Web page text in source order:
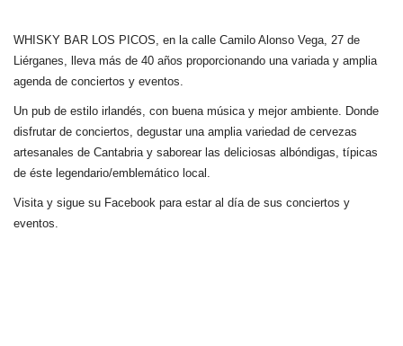
WHISKY BAR LOS PICOS, en la calle Camilo Alonso Vega, 27 de
Liérganes, lleva más de 40 años proporcionando una variada y amplia
agenda de conciertos y eventos.
Un pub de estilo irlandés, con buena música y mejor ambiente. Donde
disfrutar de conciertos, degustar una amplia variedad de cervezas
artesanales de Cantabria y saborear las deliciosas albóndigas, típicas
de éste legendario/emblemático local.
Visita y sigue su Facebook para estar al día de sus conciertos y
eventos.